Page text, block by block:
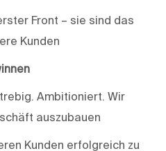
Front – sie sind das
Kunden
Ambitioniert. Wir
auszubauen
Kunden erfolgreich zu